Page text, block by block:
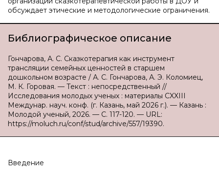
обсуждает этические и методологические ограничения.
Библиографическое описание
Гончарова, А. С. Сказкотерапия как инструмент
трансляции семейных ценностей в старшем
дошкольном возрасте / А. С. Гончарова, А. Э. Коломиец,
М. К. Горовая. — Текст : непосредственный //
Исследования молодых ученых : материалы CXXIII
Междунар. науч. конф. (г. Казань, май 2026 г.). — Казань :
Молодой ученый, 2026. — С. 117-120. — URL:
https://moluch.ru/conf/stud/archive/557/19390.
Введение